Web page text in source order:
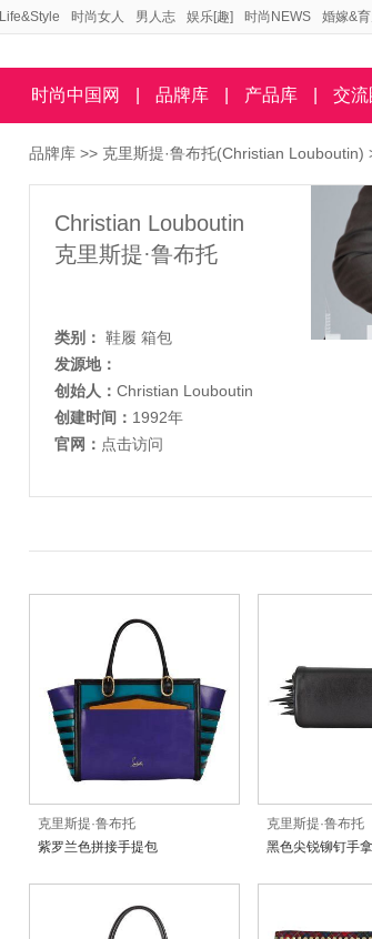
Life&Style 时尚女人 男人志 娱乐[趣] 时尚NEWS 婚嫁&
时尚中国网 品牌库 产品库 交流
品牌库 >> 克里斯提·鲁布托(Christian Louboutin)
Christian Louboutin
克里斯提·鲁布托
类别： 鞋履 箱包
发源地：
创始人： Christian Louboutin
创建时间： 1992年
官网： 点击访问
克里斯提·鲁布托
紫罗兰色拼接手提包
克里斯提·鲁布托
黑色尖锐铆钉手